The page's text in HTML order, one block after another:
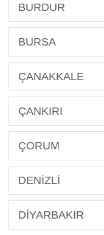
BURDUR
BURSA
ÇANAKKALE
ÇANKIRI
ÇORUM
DENİZLİ
DİYARBAKIR